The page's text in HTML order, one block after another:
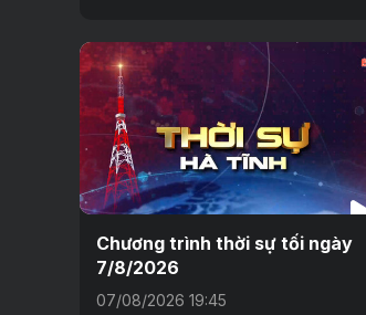
Chương trình thời sự tối ngày
7/8/2026
07/08/2026 19:45